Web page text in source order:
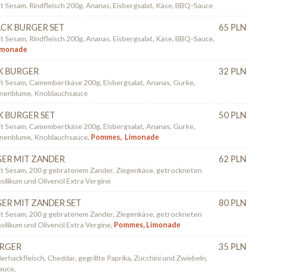
Sesam, Rindfleisch 200g, Ananas, Eisbergsalat, Käse, BBQ-Sauce
BURGER SET 65 PLN
Sesam, Rindfleisch 200g, Ananas, Eisbergsalat, Käse, BBQ-Sauce,
BURGER 32 PLN
Sesam, Camembertkäse 200g, Eisbergsalat, Ananas, Gurke,
Knoblauchsauce
BURGER SET 50 PLN
Sesam, Camembertkäse 200g, Eisbergsalat, Ananas, Gurke,
Knoblauchsauce, Pommes, Limonade
MIT ZANDER 62 PLN
Sesam, 200 g gebratenem Zander, Ziegenkäse, getrockneten
und Olivenöl Extra Vergine
MIT ZANDER SET 80 PLN
Sesam, 200 g gebratenem Zander, Ziegenkäse, getrockneten
und Olivenöl Extra Vergine, Pommes, Limonade
35 PLN
Cheddar, gegrillte Paprika, Zucchini und Zwiebeln,